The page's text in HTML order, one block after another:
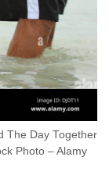
The Day Together
Photo – Alamy